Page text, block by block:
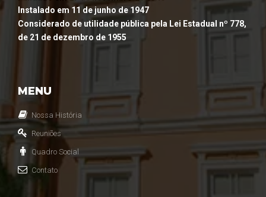
Instalado em 11 de junho de 1947
Considerado de utilidade pública pela Lei Estadual nº 778,
de 21 de dezembro de 1955
MENU
Nossa História
Reuniões
Quadro Social
Contato